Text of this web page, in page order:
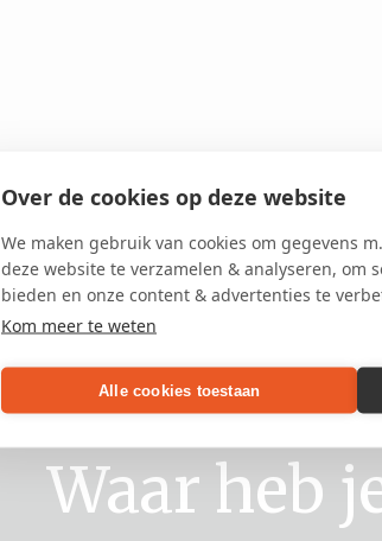
Over de cookies op deze website
We maken gebruik van cookies om gegevens
deze website te verzamelen & analyseren, om
bieden en onze content & advertenties te
Kom meer te weten
Alle cookies toestaan
Waar heb